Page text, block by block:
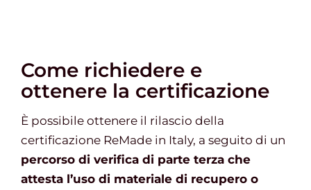
Come richiedere e
ottenere la certificazione
È possibile ottenere il rilascio della
certificazione ReMade in Italy, a seguito di un
percorso di verifica di parte terza che
attesta l’uso di materiale di recupero o